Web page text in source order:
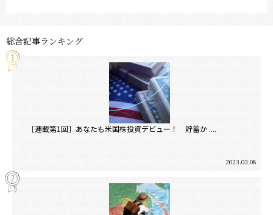
総合記事ランキング
［連載第1回］あなたも米国株投資デビュー！ 貯蓄か ....
2023.03.08